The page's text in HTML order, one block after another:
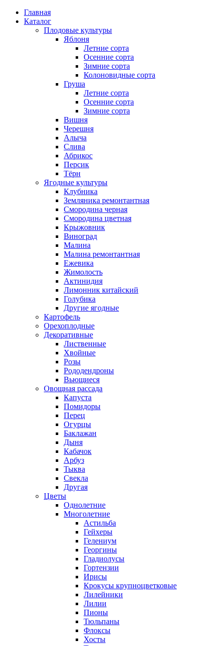
Главная
Каталог
Плодовые культуры
Яблоня
Летние сорта
Осенние сорта
Зимние сорта
Колоновидные сорта
Груша
Летние сорта
Осенние сорта
Зимние сорта
Вишня
Черешня
Алыча
Слива
Абрикос
Персик
Тёрн
Ягодные культуры
Клубника
Земляника ремонтантная
Смородина черная
Смородина цветная
Крыжовник
Виноград
Малина
Малина ремонтантная
Ежевика
Жимолость
Актинидия
Лимонник китайский
Голубика
Другие ягодные
Картофель
Орехоплодные
Декоративные
Лиственные
Хвойные
Розы
Рододендроны
Вьющиеся
Овощная рассада
Капуста
Помидоры
Перец
Огурцы
Баклажан
Дыня
Кабачок
Арбуз
Тыква
Свекла
Другая
Цветы
Однолетние
Многолетние
Астильба
Гейхеры
Гелениум
Георгины
Гладиолусы
Гортензии
Ирисы
Крокусы крупноцветковые
Лилейники
Лилии
Пионы
Тюльпаны
Флоксы
Хосты